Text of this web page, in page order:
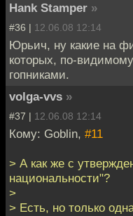
Hank Stamper »
#36 | 12.06.08 12:14
Юрьич, ну какие на
которых, по-
гопниками.
volga-vvs »
#37 | 12.06.08 12:14
Кому: Goblin, #11
> А как же с
национальности"?
>
> Есть, но только